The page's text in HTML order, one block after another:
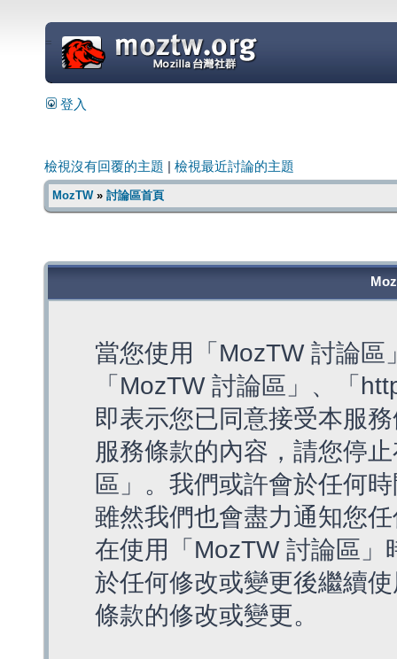
=
登入
檢視沒有回覆的主題 檢視最近討論的主題
MozTW» 討論區首頁
當您使用「MozTW 討論
「MozTW 討論區」、「
即表示您已同意接受本服
服務條款的內容，請您停
區」。我們或許會於任何
雖然我們也會盡力通知您
在使用「MozTW 討論區
於任何修改或變更後繼續
條款的修改或變更。